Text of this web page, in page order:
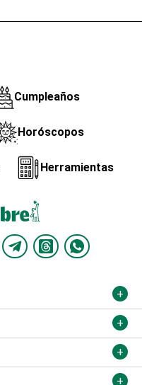
Cumpleaños
Horóscopos
Herramientas